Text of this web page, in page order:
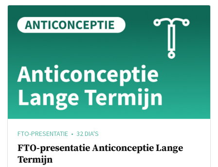
FTO-PRESENTATIE • 32 DIA'S
FTO-presentatie Anticonceptie Lange
Termijn